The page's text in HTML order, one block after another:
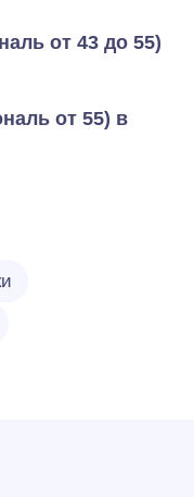
от 43 до 55)
от 55) в